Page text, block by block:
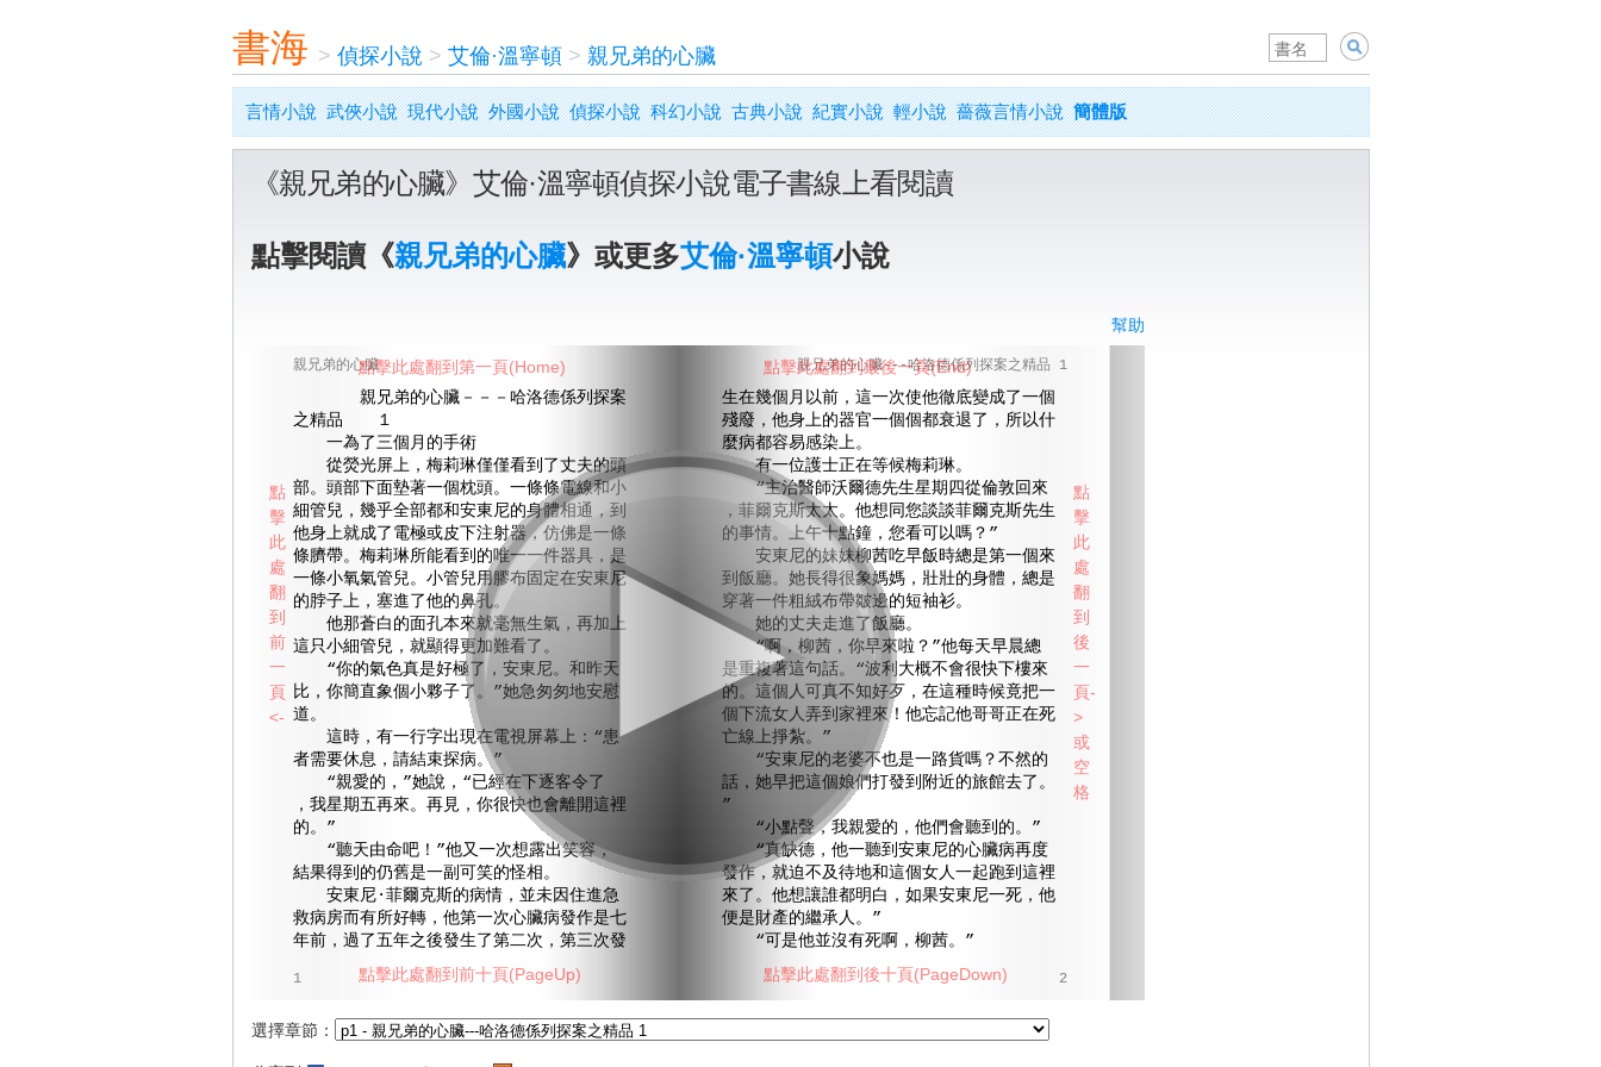
書海 > 偵探小說 > 艾倫·溫寧頓> 親兄弟的心臟
言情小說 武俠小說 現代小說 外國小說 偵探小說 科幻小說 古典小說 紀實小說 輕小說 薔薇言情小說 簡體版
《親兄弟的心臟》艾倫·溫寧頓偵探小說電子書線上看閱讀
點擊閱讀《親兄弟的心臟》或更多艾倫·溫寧頓小說
幫助
親兄弟的心臟 親兄弟的心臟---哈洛德係列探案之精品 1
親兄弟的心臟－－－哈洛德係列探案
之精品 １
一為了三個月的手術
從熒光屏上，梅莉琳僅僅看到了丈夫的頭
部。頭部下面墊著一個枕頭。一條條電線和小
細管兒，幾乎全部都和安東尼的身體相通，到
他身上就成了電極或皮下注射器，仿佛是一條
條臍帶。梅莉琳所能看到的唯一一件器具，是
一條小氧氣管兒。小管兒用膠布固定在安東尼
的脖子上，塞進了他的鼻孔。
他那蒼白的面孔本來就毫無生氣，再加上
這只小細管兒，就顯得更加難看了。
“你的氣色真是好極了，安東尼。和昨天
比，你簡直象個小夥子了。”她急匆匆地安慰
道。
這時，有一行字出現在電視屏幕上：“患
者需要休息，請結束探病。”
“親愛的，”她說，“已經在下逐客令了
，我星期五再來。再見，你很快也會離開這裡
的。”
“聽天由命吧！”他又一次想露出笑容，
結果得到的仍舊是一副可笑的怪相。
安東尼·菲爾克斯的病情，並未因住進急
救病房而有所好轉，他第一次心臟病發作是七
年前，過了五年之後發生了第二次，第三次發
生在幾個月以前，這一次使他徹底變成了一個
殘廢，他身上的器官一個個都衰退了，所以什
麼病都容易感染上。
有一位護士正在等候梅莉琳。
“主治醫師沃爾德先生星期四從倫敦回來
，菲爾克斯太太。他想同您談談菲爾克斯先生
的事情。上午十點鐘，您看可以嗎？”
安東尼的妹妹柳茜吃早飯時總是第一個來
到飯廳。她長得很象媽媽，壯壯的身體，總是
穿著一件粗絨布帶皺邊的短袖衫。
她的丈夫走進了飯廳。
“啊，柳茜，你早來啦？”他每天早晨總
是重複著這句話。“波利大概不會很快下樓來
的。這個人可真不知好歹，在這種時候竟把一
個下流女人弄到家裡來！他忘記他哥哥正在死
亡線上掙紮。”
“安東尼的老婆不也是一路貨嗎？不然的
話，她早把這個娘們打發到附近的旅館去了。
”
“小點聲，我親愛的，他們會聽到的。”
“真缺德，他一聽到安東尼的心臟病再度
發作，就迫不及待地和這個女人一起跑到這裡
來了。他想讓誰都明白，如果安東尼一死，他
便是財產的繼承人。”
“可是他並沒有死啊，柳茜。”
1 2
選擇章節：
點擊此處翻到第一頁(Home) 點擊此處翻到最後一頁(End)
點擊此處翻到前十頁(PageUp) 點擊此處翻到後十頁(PageDown)
點
擊
此
處
翻
到
前
一
頁
<-
點
擊
此
處
翻
到
後
一
頁-
>
或
空
格